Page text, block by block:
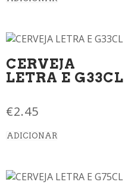
CERVEJA
LETRA E G33CL
€2.45
ADICIONAR